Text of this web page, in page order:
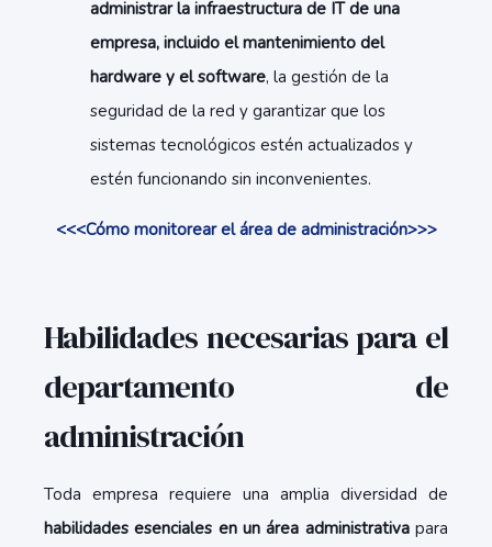
administrar la infraestructura de IT de una
empresa, incluido el mantenimiento del
hardware y el software, la gestión de la
seguridad de la red y garantizar que los
sistemas tecnológicos estén actualizados y
estén funcionando sin inconvenientes.
<<<Cómo monitorear el área de administración>>>
Habilidades necesarias para el
departamento de
administración
Toda empresa requiere una amplia diversidad de
habilidades esenciales en un área administrativapara